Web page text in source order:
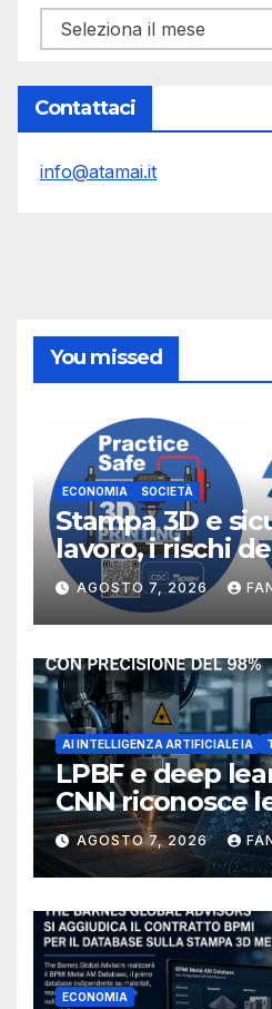
Archivi
Contattaci
info@atamai.it
You missed
ECONOMIA SOCIETÀ
Stampa 3D e
lavoro, i rischi
manufacturing
NIOSH
AGOSTO 7, 2026
AI INTELLIGENZA ARTIFICIALE IA
LPBF e deep
CNN riconosce
del bagno di
AGOSTO 7, 2026
ECONOMIA